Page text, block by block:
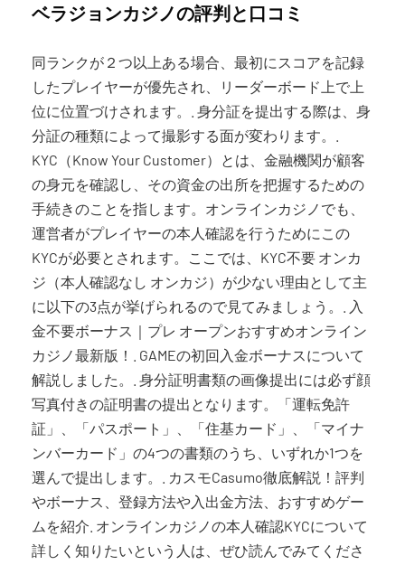
ベラジョンカジノの評判と口コミ
同ランクが２つ以上ある場合、最初にスコアを記録
したプレイヤーが優先され、リーダーボード上で上
位に位置づけされます。. 身分証を提出する際は、身
分証の種類によって撮影する面が変わります。.
KYC（Know Your Customer）とは、金融機関が顧客
の身元を確認し、その資金の出所を把握するための
手続きのことを指します。オンラインカジノでも、
運営者がプレイヤーの本人確認を行うためにこの
KYCが必要とされます。ここでは、KYC不要 オンカ
ジ（本人確認なし オンカジ）が少ない理由として主
に以下の3点が挙げられるので見てみましょう。. 入
金不要ボーナス｜プレ オープンおすすめオンライン
カジノ最新版！. GAMEの初回入金ボーナスについて
解説しました。. 身分証明書類の画像提出には必ず顔
写真付きの証明書の提出となります。「運転免許
証」、「パスポート」、「住基カード」、「マイナ
ンバーカード」の4つの書類のうち、いずれか1つを
選んで提出します。. カスモCasumo徹底解説！評判
やボーナス、登録方法や入出金方法、おすすめゲー
ムを紹介. オンラインカジノの本人確認KYCについて
詳しく知りたいという人は、ぜひ読んでみてくださ